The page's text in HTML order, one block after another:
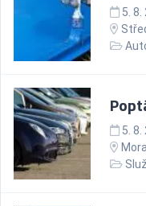
5. 8.
5. 8.